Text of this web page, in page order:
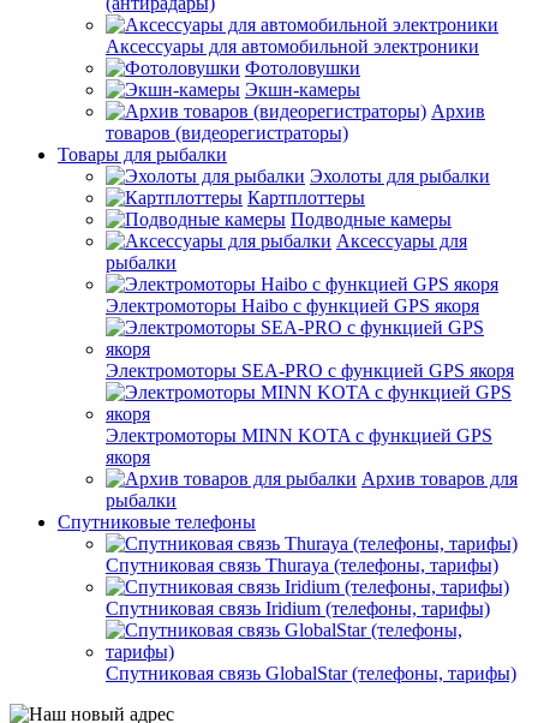
Аксессуары для автомобильной электроники
Фотоловушки
Экшн-камеры
Архив
товаров (видеорегистраторы)
Товары для рыбалки
Эхолоты для рыбалки
Картплоттеры
Подводные камеры
Аксессуары для
рыбалки
Электромоторы Haibo с функцией GPS якоря
Электромоторы SEA-PRO с функцией GPS якоря
Электромоторы MINN KOTA с функцией GPS
якоря
Архив товаров для
рыбалки
Спутниковые телефоны
Спутниковая связь Thuraya (телефоны, тарифы)
Спутниковая связь Iridium (телефоны, тарифы)
Спутниковая связь GlobalStar (телефоны, тарифы)